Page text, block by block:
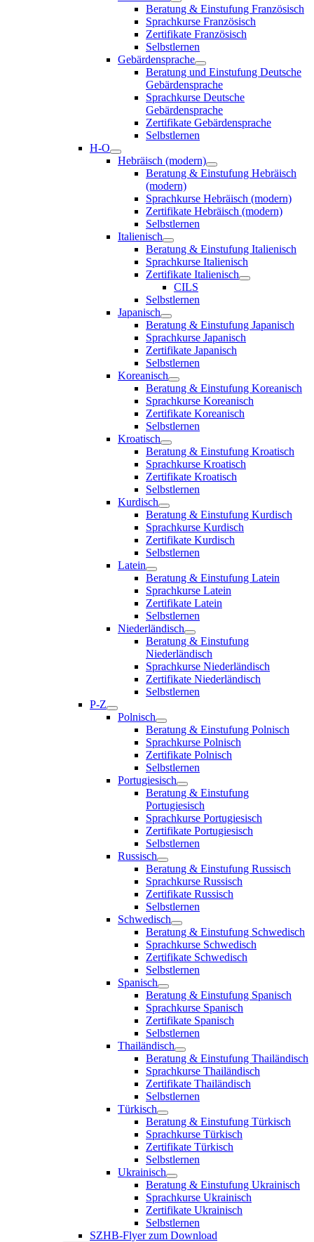
Beratung & Einstufung Französisch
Sprachkurse Französisch
Zertifikate Französisch
Selbstlernen
Gebärdensprache
Beratung und Einstufung Deutsche
Gebärdensprache
Sprachkurse Deutsche
Gebärdensprache
Zertifikate Gebärdensprache
Selbstlernen
H-O
Hebräisch (modern)
Beratung & Einstufung Hebräisch
(modern)
Sprachkurse Hebräisch (modern)
Zertifikate Hebräisch (modern)
Selbstlernen
Italienisch
Beratung & Einstufung Italienisch
Sprachkurse Italienisch
Zertifikate Italienisch
CILS
Selbstlernen
Japanisch
Beratung & Einstufung Japanisch
Sprachkurse Japanisch
Zertifikate Japanisch
Selbstlernen
Koreanisch
Beratung & Einstufung Koreanisch
Sprachkurse Koreanisch
Zertifikate Koreanisch
Selbstlernen
Kroatisch
Beratung & Einstufung Kroatisch
Sprachkurse Kroatisch
Zertifikate Kroatisch
Selbstlernen
Kurdisch
Beratung & Einstufung Kurdisch
Sprachkurse Kurdisch
Zertifikate Kurdisch
Selbstlernen
Latein
Beratung & Einstufung Latein
Sprachkurse Latein
Zertifikate Latein
Selbstlernen
Niederländisch
Beratung & Einstufung
Niederländisch
Sprachkurse Niederländisch
Zertifikate Niederländisch
Selbstlernen
P-Z
Polnisch
Beratung & Einstufung Polnisch
Sprachkurse Polnisch
Zertifikate Polnisch
Selbstlernen
Portugiesisch
Beratung & Einstufung
Portugiesisch
Sprachkurse Portugiesisch
Zertifikate Portugiesisch
Selbstlernen
Russisch
Beratung & Einstufung Russisch
Sprachkurse Russisch
Zertifikate Russisch
Selbstlernen
Schwedisch
Beratung & Einstufung Schwedisch
Sprachkurse Schwedisch
Zertifikate Schwedisch
Selbstlernen
Spanisch
Beratung & Einstufung Spanisch
Sprachkurse Spanisch
Zertifikate Spanisch
Selbstlernen
Thailändisch
Beratung & Einstufung Thailändisch
Sprachkurse Thailändisch
Zertifikate Thailändisch
Selbstlernen
Türkisch
Beratung & Einstufung Türkisch
Sprachkurse Türkisch
Zertifikate Türkisch
Selbstlernen
Ukrainisch
Beratung & Einstufung Ukrainisch
Sprachkurse Ukrainisch
Zertifikate Ukrainisch
Selbstlernen
SZHB-Flyer zum Download